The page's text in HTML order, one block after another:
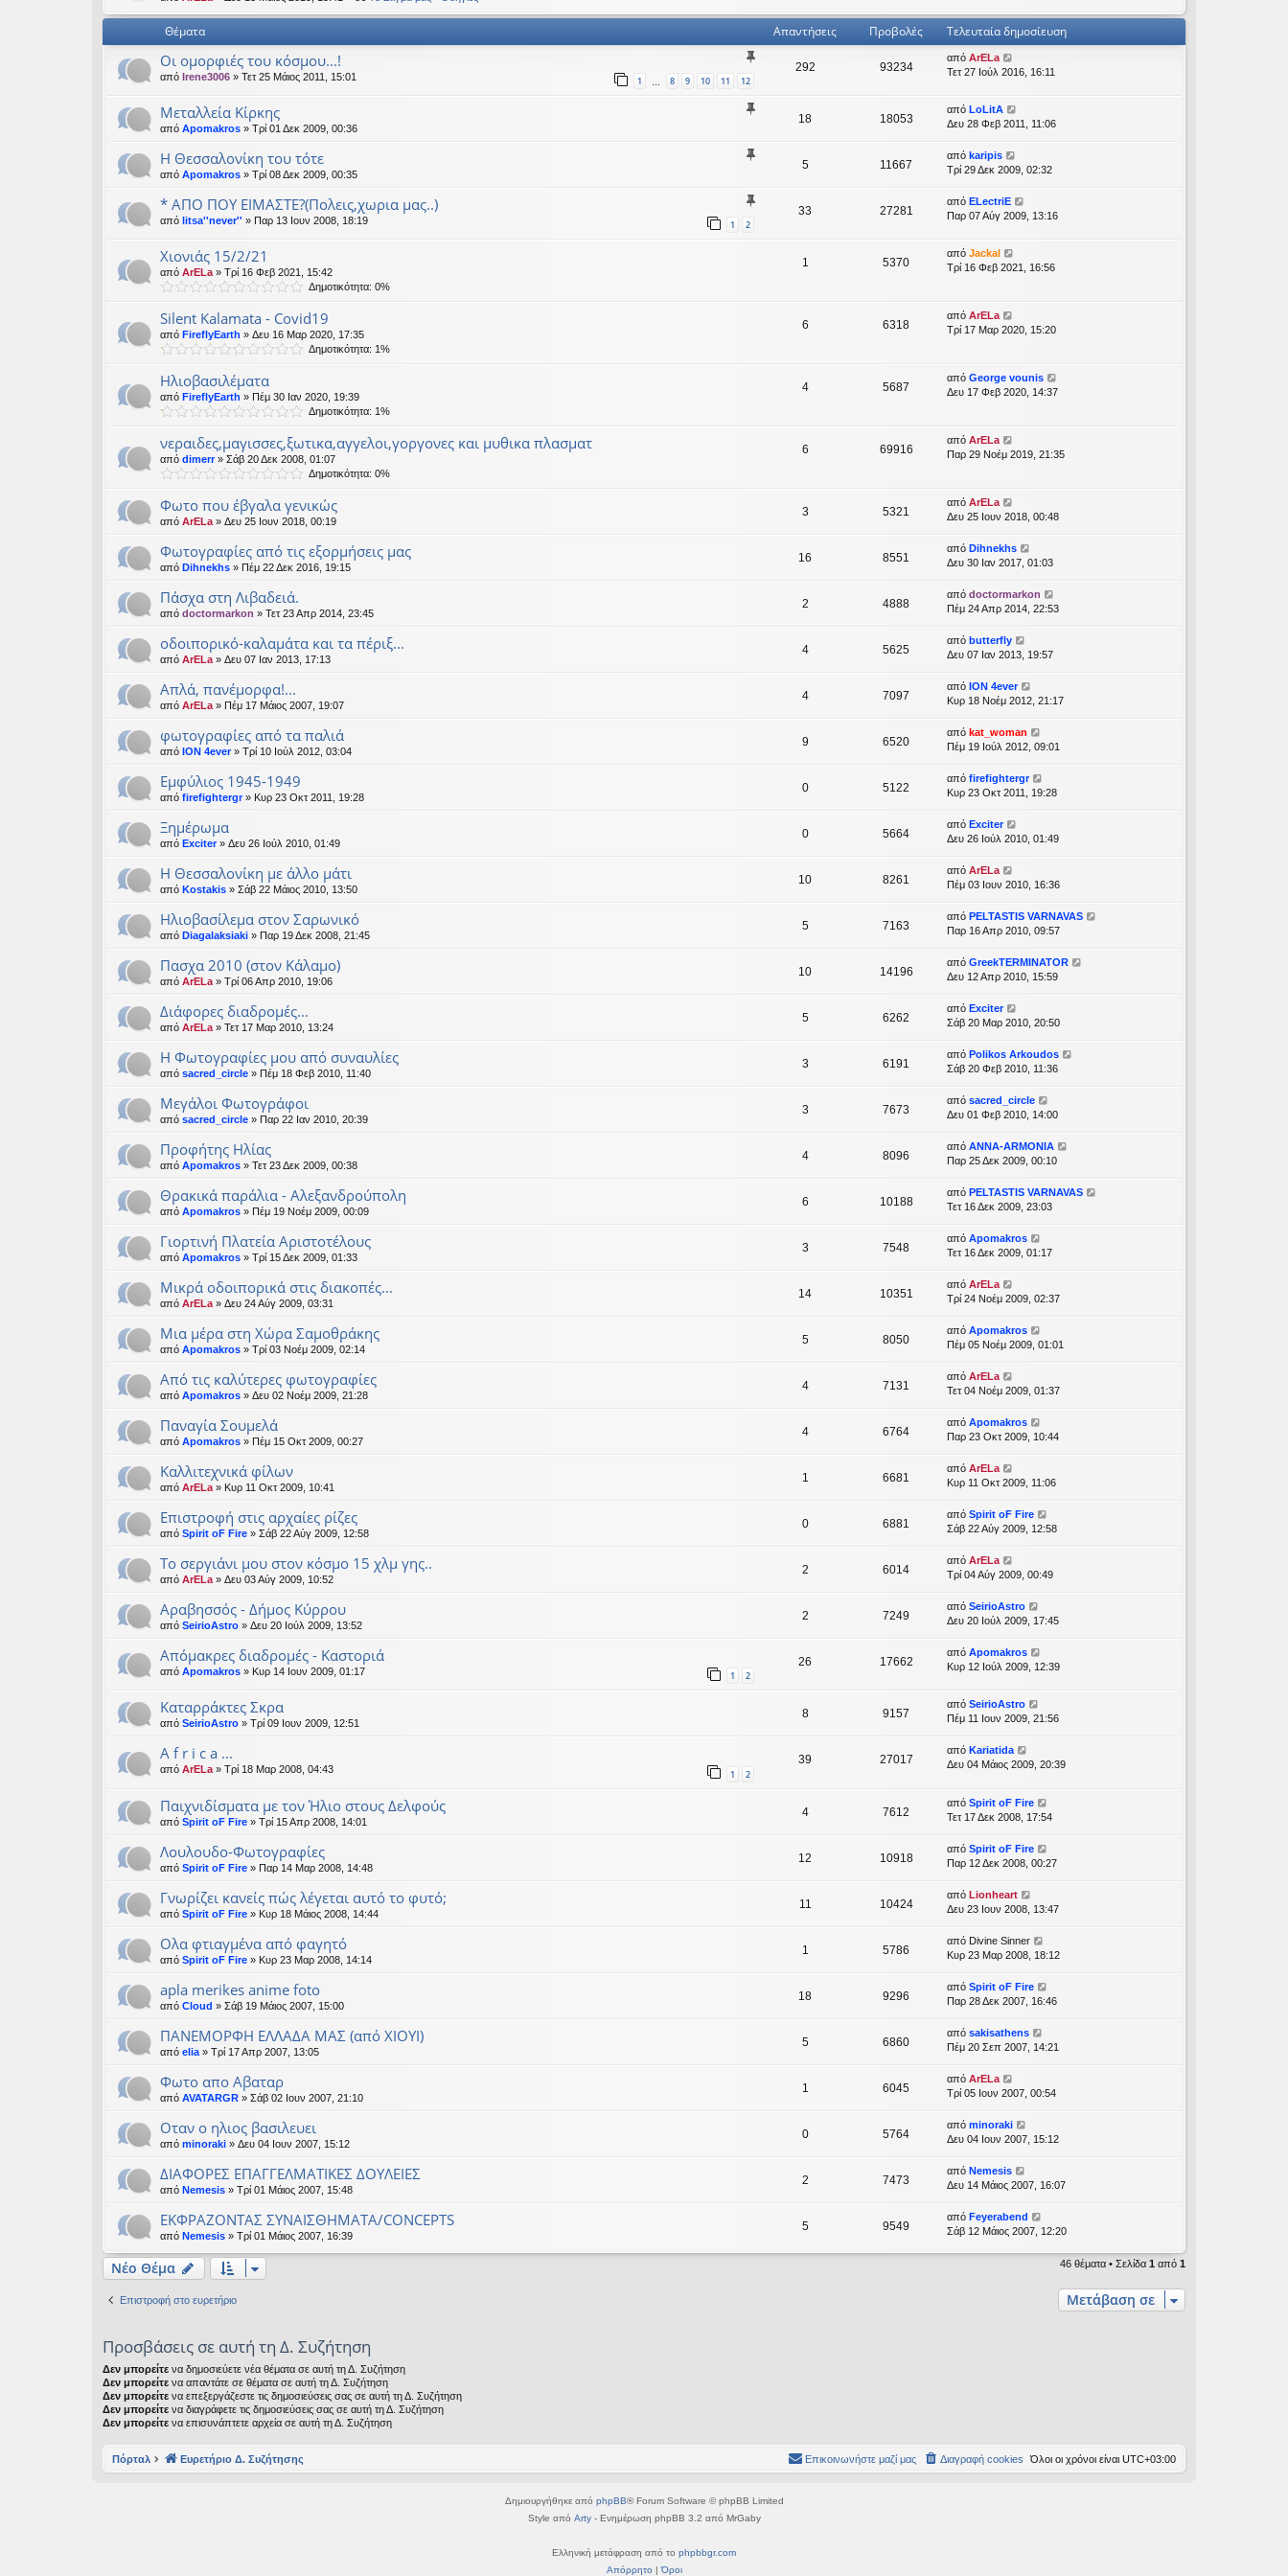
εις
Θέματα Απαντήσεις Προβολές Τελευταία δημοσίευση
Οι ομορφιές του κόσμου...!
από Irene3006 » Τετ 25 Μάιος 2011, 15:01 1 … 8 9 10 11 12
292 93234
από ArELa
Τετ 27 Ιούλ 2016, 16:11
Μεταλλεία Κίρκης
από Apomakros » Τρί 01 Δεκ 2009, 00:36
18 18053
από LoLitA
Δευ 28 Φεβ 2011, 11:06
Η Θεσσαλονίκη του τότε
από Apomakros » Τρί 08 Δεκ 2009, 00:35
5 11667
από karipis
Τρί 29 Δεκ 2009, 02:32
* AΠΟ ΠΟΥ ΕΙΜΑΣΤΕ?(Πολεις,χωρια μας..)
από litsa''never'' » Παρ 13 Ιουν 2008, 18:19 1 2
33 27281
από ELectriE
Παρ 07 Αύγ 2009, 13:16
Χιονιάς 15/2/21
από ArELa » Τρί 16 Φεβ 2021, 15:42
Δημοτικότητα: 0%
1 5370
από Jackal
Τρί 16 Φεβ 2021, 16:56
Silent Kalamata - Covid19
από FireflyEarth » Δευ 16 Μαρ 2020, 17:35
Δημοτικότητα: 1%
6 6318
από ArELa
Τρί 17 Μαρ 2020, 15:20
Ηλιοβασιλέματα
από FireflyEarth » Πέμ 30 Ιαν 2020, 19:39
Δημοτικότητα: 1%
4 5687
από George vounis
Δευ 17 Φεβ 2020, 14:37
νεραιδες,μαγισσες,ξωτικα,αγγελοι,γοργονες και μυθικα πλασματ
από dimerr» Σάβ 20 Δεκ 2008, 01:07
Δημοτικότητα: 0%
6 69916
από ArELa
Παρ 29 Νοέμ 2019, 21:35
Φωτο που έβγαλα γενικώς
από ArELa » Δευ 25 Ιουν 2018, 00:19
3 5321
από ArELa
Δευ 25 Ιουν 2018, 00:48
Φωτογραφίες από τις εξορμήσεις μας
από Dihnekhs » Πέμ 22 Δεκ 2016, 19:15
16 8551
από Dihnekhs
Δευ 30 Ιαν 2017, 01:03
Πάσχα στη Λιβαδειά.
από doctormarkon » Τετ 23 Απρ 2014, 23:45
2 4888
από doctormarkon
Πέμ 24 Απρ 2014, 22:53
οδοιπορικό-καλαμάτα και τα πέριξ...
από ArELa » Δευ 07 Ιαν 2013, 17:13
4 5625
από butterfly
Δευ 07 Ιαν 2013, 19:57
Απλά, πανέμορφα!...
από ArELa » Πέμ 17 Μάιος 2007, 19:07
4 7097
από ION 4ever
Κυρ 18 Νοέμ 2012, 21:17
φωτογραφίες από τα παλιά
από ION 4ever» Τρί 10 Ιούλ 2012, 03:04
9 6520
από kat_woman
Πέμ 19 Ιούλ 2012, 09:01
Εμφύλιος 1945-1949
από firefightergr» Κυρ 23 Οκτ 2011, 19:28
0 5122
από firefightergr
Κυρ 23 Οκτ 2011, 19:28
Ξημέρωμα
από Exciter» Δευ 26 Ιούλ 2010, 01:49
0 5664
από Exciter
Δευ 26 Ιούλ 2010, 01:49
Η Θεσσαλονίκη με άλλο μάτι
από Kostakis » Σάβ 22 Μάιος 2010, 13:50
10 8261
από ArELa
Πέμ 03 Ιουν 2010, 16:36
Ηλιοβασίλεμα στον Σαρωνικό
από Diagalaksiaki » Παρ 19 Δεκ 2008, 21:45
5 7163
από PELTASTIS VARNAVAS
Παρ 16 Απρ 2010, 09:57
Πασχα 2010 (στον Κάλαμο)
από ArELa » Τρί 06 Απρ 2010, 19:06
10 14196
από GreekTERMINATOR
Δευ 12 Απρ 2010, 15:59
Διάφορες διαδρομές...
από ArELa » Τετ 17 Μαρ 2010, 13:24
5 6262
από Exciter
Σάβ 20 Μαρ 2010, 20:50
Η Φωτογραφίες μου από συναυλίες
από sacred_circle » Πέμ 18 Φεβ 2010, 11:40
3 6191
από Polikos Arkoudos
Σάβ 20 Φεβ 2010, 11:36
Μεγάλοι Φωτογράφοι
από sacred_circle » Παρ 22 Ιαν 2010, 20:39
3 7673
από sacred_circle
Δευ 01 Φεβ 2010, 14:00
Προφήτης Ηλίας
από Apomakros » Τετ 23 Δεκ 2009, 00:38
4 8096
από ANNA-ARMONIA
Παρ 25 Δεκ 2009, 00:10
Θρακικά παράλια - Αλεξανδρούπολη
από Apomakros » Πέμ 19 Νοέμ 2009, 00:09
6 10188
από PELTASTIS VARNAVAS
Τετ 16 Δεκ 2009, 23:03
Γιορτινή Πλατεία Αριστοτέλους
από Apomakros » Τρί 15 Δεκ 2009, 01:33
3 7548
από Apomakros
Τετ 16 Δεκ 2009, 01:17
Μικρά οδοιπορικά στις διακοπές...
από ArELa » Δευ 24 Αύγ 2009, 03:31
14 10351
από ArELa
Τρί 24 Νοέμ 2009, 02:37
Μια μέρα στη Χώρα Σαμοθράκης
από Apomakros » Τρί 03 Νοέμ 2009, 02:14
5 8050
από Apomakros
Πέμ 05 Νοέμ 2009, 01:01
Από τις καλύτερες φωτογραφίες
από Apomakros » Δευ 02 Νοέμ 2009, 21:28
4 7131
από ArELa
Τετ 04 Νοέμ 2009, 01:37
Παναγία Σουμελά
από Apomakros » Πέμ 15 Οκτ 2009, 00:27
4 6764
από Apomakros
Παρ 23 Οκτ 2009, 10:44
Kαλλιτεχνικά φίλων
από ArELa » Κυρ 11 Οκτ 2009, 10:41
1 6681
από ArELa
Κυρ 11 Οκτ 2009, 11:06
Επιστροφή στις αρχαίες ρίζες
από Spirit oF Fire » Σάβ 22 Αύγ 2009, 12:58
0 6881
από Spirit oF Fire
Σάβ 22 Αύγ 2009, 12:58
To σεργιάνι μου στον κόσμο 15 χλμ γης..
από ArELa » Δευ 03 Αύγ 2009, 10:52
2 6014
από ArELa
Τρί 04 Αύγ 2009, 00:49
Αραβησσός - Δήμος Κύρρου
από SeirioAstro » Δευ 20 Ιούλ 2009, 13:52
2 7249
από SeirioAstro
Δευ 20 Ιούλ 2009, 17:45
Απόμακρες διαδρομές - Καστοριά
από Apomakros » Κυρ 14 Ιουν 2009, 01:17 1 2
26 17662
από Apomakros
Κυρ 12 Ιούλ 2009, 12:39
Καταρράκτες Σκρα
από SeirioAstro » Τρί 09 Ιουν 2009, 12:51
8 9157
από SeirioAstro
Πέμ 11 Ιουν 2009, 21:56
A f r i c a ...
από ArELa» Τρί 18 Μαρ 2008, 04:43 1 2
39 27017
από Kariatida
Δευ 04 Μάιος 2009, 20:39
Παιχνιδίσματα με τον Ήλιο στους Δελφούς
από Spirit oF Fire » Τρί 15 Απρ 2008, 14:01
4 7612
από Spirit oF Fire
Τετ 17 Δεκ 2008, 17:54
Λουλουδο-Φωτογραφίες
από Spirit oF Fire » Παρ 14 Μαρ 2008, 14:48
12 10918
από Spirit oF Fire
Παρ 12 Δεκ 2008, 00:27
Γνωρίζει κανείς πώς λέγεται αυτό το φυτό;
από Spirit oF Fire » Κυρ 18 Μάιος 2008, 14:44
11 10424
από Lionheart
Δευ 23 Ιουν 2008, 13:47
Ολα φτιαγμένα από φαγητό
από Spirit oF Fire » Κυρ 23 Μαρ 2008, 14:14
1 5786
από Divine Sinner
Κυρ 23 Μαρ 2008, 18:12
apla merikes anime foto
από Cloud » Σάβ 19 Μάιος 2007, 15:00
18 9296
από Spirit oF Fire
Παρ 28 Δεκ 2007, 16:46
ΠΑΝΕΜΟΡΦΗ ΕΛΛΑΔΑ ΜΑΣ (από ΧΙΟΥΙ)
από elia » Τρί 17 Απρ 2007, 13:05
5 6860
από sakisathens
Πέμ 20 Σεπ 2007, 14:21
Φωτο απο Αβαταρ
από AVATARGR » Σάβ 02 Ιουν 2007, 21:10
1 6045
από ArELa
Τρί 05 Ιουν 2007, 00:54
Οταν ο ηλιος βασιλευει
από minoraki » Δευ 04 Ιουν 2007, 15:12
0 5764
από minoraki
Δευ 04 Ιουν 2007, 15:12
ΔΙΑΦΟΡΕΣ ΕΠΑΓΓΕΛΜΑΤΙΚΕΣ ΔΟΥΛΕΙΕΣ
από Nemesis » Τρί 01 Μάιος 2007, 15:48
2 7473
από Nemesis
Δευ 14 Μάιος 2007, 16:07
ΕΚΦΡΑΖΟΝΤΑΣ ΣΥΝΑΙΣΘΗΜΑΤΑ/CONCEPTS
από Nemesis » Τρί 01 Μάιος 2007, 16:39
5 9549
από Feyerabend
Σάβ 12 Μάιος 2007, 12:20
Νέο Θέμα 46 θέματα • Σελίδα 1 από 1
Επιστροφή στο ευρετήριο Μετάβαση σε
Προσβάσεις σε αυτή τη Δ. Συζήτηση
Δεν μπορείτε να δημοσιεύετε νέα θέματα σε αυτή τη Δ. Συζήτηση
Δεν μπορείτε να απαντάτε σε θέματα σε αυτή τη Δ. Συζήτηση
Δεν μπορείτε να επεξεργάζεστε τις δημοσιεύσεις σας σε αυτή τη Δ. Συζήτηση
Δεν μπορείτε να διαγράφετε τις δημοσιεύσεις σας σε αυτή τη Δ. Συζήτηση
Δεν μπορείτε να επισυνάπτετε αρχεία σε αυτή τη Δ. Συζήτηση
Πόρταλ Ευρετήριο Δ. Συζήτησης Όλοι οι χρόνοι είναι UTC+03:00
Διαγραφή cookies
Επικοινωνήστε μαζί μας
Δημιουργήθηκε από phpBB® Forum Software © phpBB Limited
Style από Arty- Ενημέρωση phpBB 3.2 από MrGaby
Ελληνική μετάφραση από το phpbbgr.com
Απόρρητο |Όροι